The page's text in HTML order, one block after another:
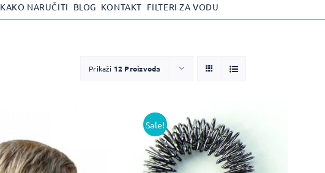
KAKO NARUČITI BLOG KONTAKT FILTERI ZA VODU
Prikaži 12 Proizvoda
Sale!